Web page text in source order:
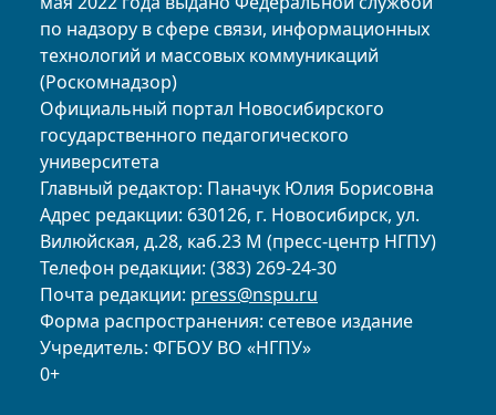
по надзору в сфере связи, информационных
технологий и массовых коммуникаций
(Роскомнадзор)
Официальный портал Новосибирского
государственного педагогического
университета
Главный редактор: Паначук Юлия Борисовна
Адрес редакции: 630126, г. Новосибирск, ул.
Вилюйская, д.28, каб.23 М (пресс-центр НГПУ)
Телефон редакции: (383) 269-24-30
Почта редакции: press@nspu.ru
Форма распространения: сетевое издание
Учредитель: ФГБОУ ВО «НГПУ»
0+